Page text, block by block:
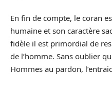
En fin de compte, le coran
humaine et son caractère
fidèle il est primordial de
de l’homme. Sans oublier
Hommes au pardon,